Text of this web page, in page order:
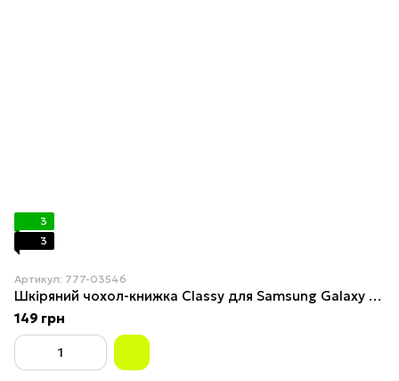
3
3
Артикул: 777-03546
Шкіряний чохол-книжка Classy для Samsung Galaxy A05s Night Blue
149 грн